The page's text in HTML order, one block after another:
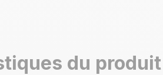
du produit